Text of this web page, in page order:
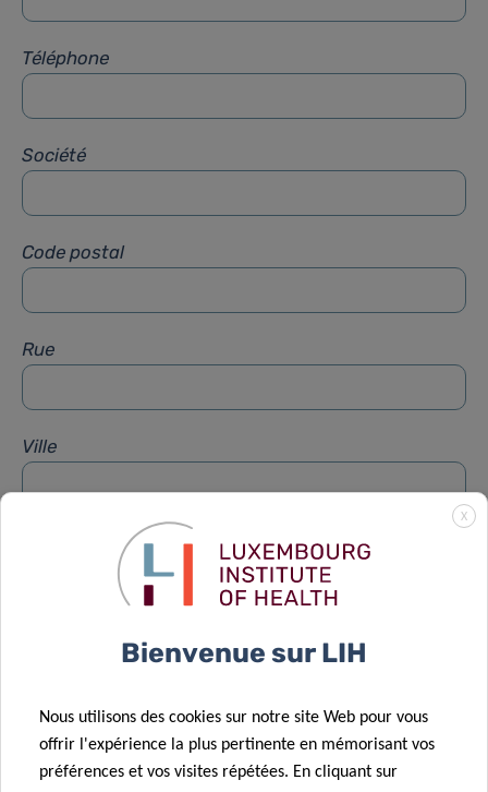
Téléphone
Société
Code postal
Rue
Ville
X
Bienvenue sur LIH
Nous utilisons des cookies sur notre site Web pour vous
offrir l'expérience la plus pertinente en mémorisant vos
préférences et vos visites répétées. En cliquant sur